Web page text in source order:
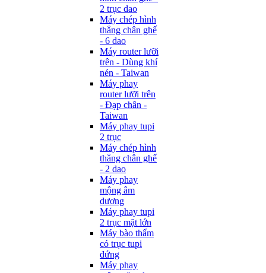
2 trục dao
Máy chép hình
thẳng chân ghế
- 6 dao
Máy router lưỡi
trên - Dùng khí
nén - Taiwan
Máy phay
router lưỡi trên
- Đạp chân -
Taiwan
Máy phay tupi
2 trục
Máy chép hình
thẳng chân ghế
- 2 dao
Máy phay
mộng âm
dương
Máy phay tupi
2 trục mặt lớn
Máy bào thẩm
có trục tupi
đứng
Máy phay